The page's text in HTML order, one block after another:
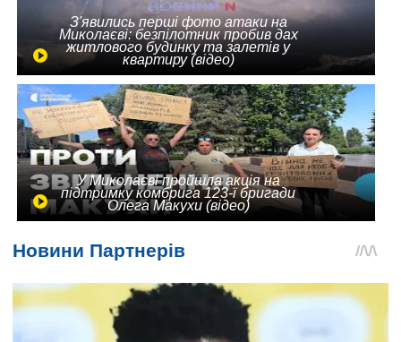
З'явились перші фото атаки на
Миколаєві: безпілотник пробив дах
житлового будинку та залетів у
квартиру (відео)
У Миколаєві пройшла акція на
підтримку комбрига 123-ї бригади
Олега Макухи (відео)